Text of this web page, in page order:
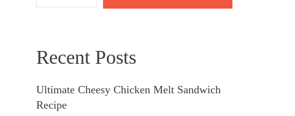
Recent Posts
Ultimate Cheesy Chicken Melt Sandwich
Recipe